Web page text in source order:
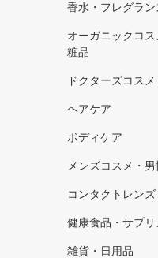
香水・フレグラン
オーガニックコ
粧品
ドクターズコスメ
ヘアケア
ボディケア
メンズコスメ・
コンタクトレンズ
健康食品・サプリ
雑貨・日用品